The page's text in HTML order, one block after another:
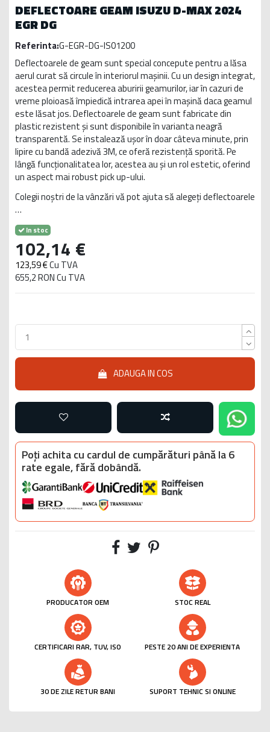
DEFLECTOARE GEAM ISUZU D-MAX 2024
EGR DG
Referinta:G-EGR-DG-IS01200
Deflectoarele de geam sunt special concepute pentru a lăsa
aerul curat să circule în interiorul mașinii. Cu un design integrat,
acestea permit reducerea aburirii geamurilor, iar în cazuri de
vreme ploioasă împiedică intrarea apei în mașină daca geamul
este lăsat jos. Deflectoarele de geam sunt fabricate din
plastic rezistent și sunt disponibile în varianta neagră
transparentă. Se instalează ușor în doar câteva minute, prin
lipire cu bandă adezivă 3M, ce oferă rezistență sporită. Pe
lângă funcționalitatea lor, acestea au și un rol estetic, oferind
un aspect mai robust pick up-ului.
Colegii noștri de la vânzări vă pot ajuta să alegeți deflectoarele
…
In stoc
102,14 €
123,59 €Cu TVA
655,2 RON Cu TVA
ADAUGA IN COS
Poți achita cu cardul de cumpărături până la 6
rate egale, fără dobândă.
PRODUCATOR OEM STOC REAL
CERTIFICARI RAR, TUV, ISO PESTE 20 ANI DE EXPERIENTA
30 DE ZILE RETUR BANI SUPORT TEHNIC SI ONLINE